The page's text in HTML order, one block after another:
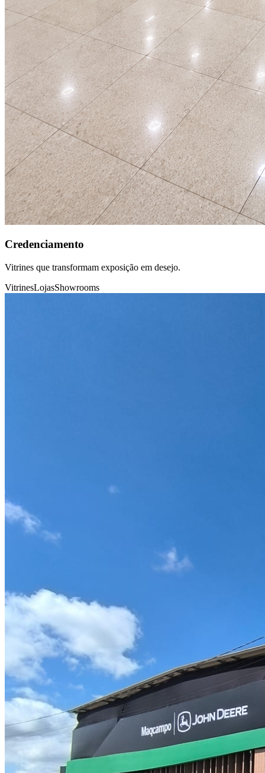
Credenciamento
Vitrines que transformam exposição em desejo.
VitrinesLojasShowrooms